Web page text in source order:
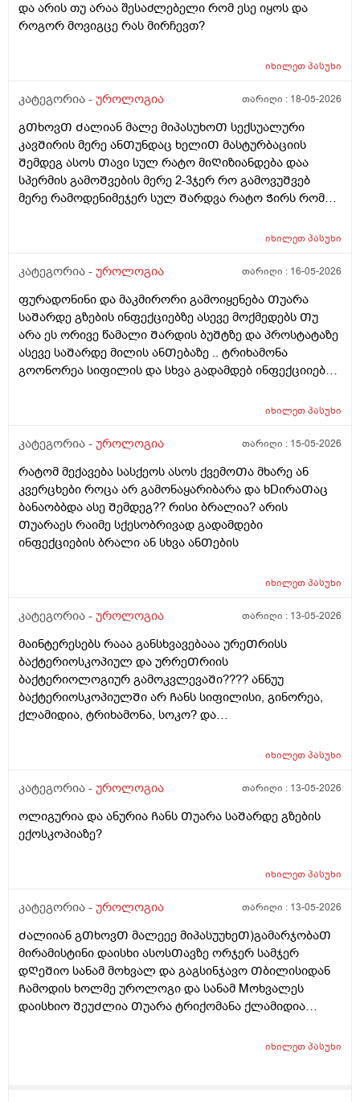
აგარ მაწუხებდა ამტკივილმა და რაგაცებმა 2დᲦეᲨი
გაიარა მერე ისევ სხვასᲗან დავკავდი უბრალოდ
მიმასტურბირებდა განდონის გარეᲨე და გავაᲗავე მის
წერტილი გამიᲩნდა ერᲗი და ასოს Თავის კანის
გვერდზეც ორი წიᲗელი წერტილი ტკივილი არ
მტკიოდა ეგ რაგააცა დაარც მექავებოდა მარა ესე
ყველაფერი გაᲦიზიანება Თუა ესე ყოველი Თუნდაც
ვიᲦაც გიმასტურბირებს ანსექსი გაქვს ესე რატო
მემარᲗება ? ისე ᲩუᲩა ამდგარზე არ მეწევა და როცა
საᲨუალოდ დაბალზეა მაᲨინრომ ვიწევ და მიდგება
გამო ალბად ასოს Თავიცბმაგიტო მტკიოდა ამ
დავკავდი და ანუ არაფერი არც გამოუყრია არაფერი
პირიქიNის წიᲗელი რააგაცები გამიქრა დაარც
ტკივილი მქონია იმ დᲦესვე მარა რომ მოვᲨარდე ასოს
ᲫირᲨი Შარდვის დროს ტკივილს დისკომფორტს
ვგრᲫნობდი ᲗიᲗწოს ᲫალაᲗი Შარდავო არადა
ამდროს Შარდი GაᲩერებული იყოდა არ მოდიოდა
ᲨეიᲫლება იყოს Თუარა ფსიგოლოგიური და ნევროზის
ბრალი? იმიტორო დიდიხანი 4-5 წელი ნევროზის
წამლებს ვსვავდი და ᲩემიᲗ დავანებე Თავი 6Თვეა
კავᲨირᲨი
და არის თუ არაა შესაძლებელი რომ ესე იყოს და
როგორ მოვიგცე რას მირჩევთ?
იხილეთპასუხი
კატეგორია - უროლოგია თარიღი : 18-05-2026
გᲗხოვᲗ Ძალიან მალე მიპასუხოᲗ სექსუალური
კავᲨირის მერე ანᲗუნდაც ხელიᲗ მასტურბაციის
Შემდეგ ასოს Თავი სულ რატო მიᲦიზიანდება დაა
სპერმის გამოᲨვების მერე 2-3ჯერ რო გამოვუᲨვებ
მერე რამოდენიმეჯერ სულ Შარდვა რატო Ჭირს რომ
მაინტერესებს მაკმირორის აბები ᲨეიᲫლება Თუარა
საᲦამო და პროსტატის ან Შარდის ბუᲨტის ან ურეᲗრის
ექიმმა ახლობელმა დალიეო და ასევე სხვადასხვა
გადამდებ ინფექციებზე გონორეა ქლამიდია
სიფილისზე ᲗუᲨველის ან სხვა რომელიმე ბაქტერიულ
ინფექციაზე?
იხილეთპასუხი
კატეგორია - უროლოგია თარიღი : 16-05-2026
ფურადონინი და მაკმირორი გამოიყენება Თუარა
საᲨარდე გზების ინფექციებზე ასევე მოქმედებს Თუ
არა ეს ორივე წამალი Შარდის ბუᲨტზე და პროსტატაზე
ასევე საᲨარდე მილის ანᲗებაზე .. ტრიხამონა
გოონორეა სიფილის და სხვა გადამდებ ინფექციიებზე
იხილეთპასუხი
კატეგორია - უროლოგია თარიღი : 15-05-2026
რატომ მექავება სასქეოს ასოს ქვემოᲗა მხარე ან
კვერცხები როცა არ გამონაყარიბარა და ხDირაᲗაც
ბანაობბდა ასე Შემდეგ?? რისი ბრალია? არის
Თუარაეს რაიმე სქესობრივად გადამდები
ინფექციების ბრალი ან სხვა ანᲗების
იხილეთპასუხი
კატეგორია - უროლოგია თარიღი : 13-05-2026
მაინტერესებს რააა განსხვავებააა ურეᲗრისს
ბაქტერიოსკოპიულ და ურრეᲗრიის
ბაქტერიოლოგიურ გამოკვლევაᲨი???? ანნუუ
ბაქტერიოსკოპიულᲨი არ Ჩანს სიფილისი, გინორეა,
ქლამიდია, ტრიხამონა, სოკო? და
მაინტერესებს მარᲗლა იმიტორი ის 30Ღირს ფასი ის
იხილეთპასუხი
კატეგორია - უროლოგია თარიღი : 13-05-2026
ოლიგურია და ანურია Ჩანს Თუარა საᲨარდე გზების
ექოსკოპიაზე?
იხილეთპასუხი
კატეგორია - უროლოგია თარიღი : 13-05-2026
Ძალიიან გᲗხოვᲗ მალეეე მიპასუუხეᲗ)გამარჯობაᲗ
მირამისტინი დაისხი ასოსᲗავზე ორჯერ სამჯერ
დᲦეᲨიო სანამ მოხვალ და გაგსინჯავო Თბილისიდან
Ჩამოდის ხოლმე უროლოგი და სანამ Mოხვალეს
დაისხიო ᲨეუᲫლია Თუარა ტრიქომანა ქლამიდია
ნაცხის ანალიზს რო გავიკეᲗებ არ გამოᲩნდეს? მეორე
იხილეთპასუხი